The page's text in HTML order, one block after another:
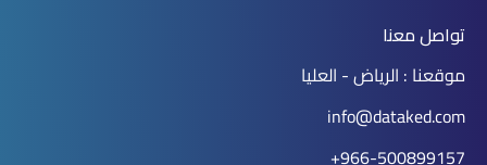
تواصل معنا
موقعنا : الرياض - العليا
info@dataked.com
966-500899157+